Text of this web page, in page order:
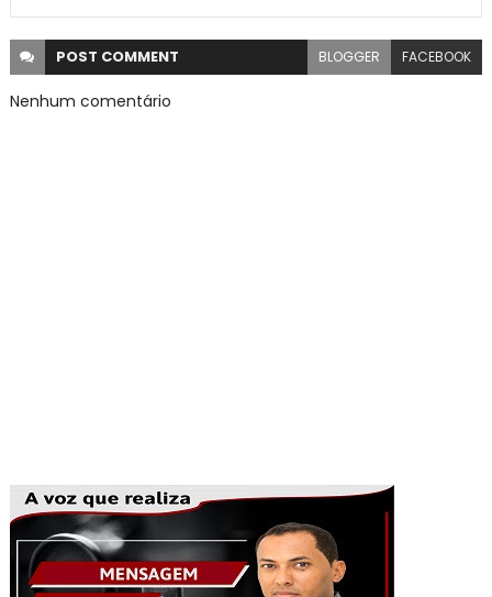
POST COMMENT BLOGGER FACEBOOK
Nenhum comentário